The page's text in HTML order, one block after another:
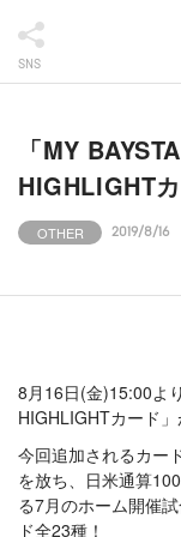
SNS
「MY
HIGHLIGHT
OTHER 2019/8/16
8月16日(金)15:00よ
HIGHLIGHTカード」
今回追加されるカー
を放ち、日米通算
る7月のホーム開催
ド全23種！